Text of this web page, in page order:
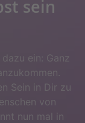
sein
ein: Ganz
Sein in Dir zu
von
nun mal in